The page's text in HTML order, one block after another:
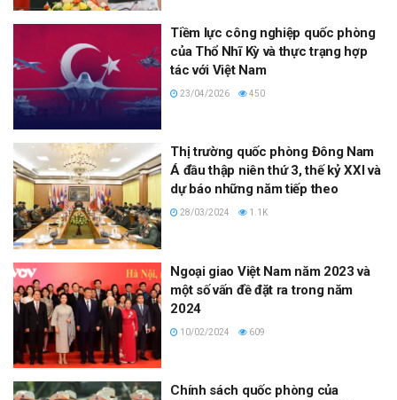
Tiềm lực công nghiệp quốc phòng
của Thổ Nhĩ Kỳ và thực trạng hợp
tác với Việt Nam
23/04/2026 450
Thị trường quốc phòng Đông Nam
Á đầu thập niên thứ 3, thế kỷ XXI và
dự báo những năm tiếp theo
28/03/2024 1.1K
Ngoại giao Việt Nam năm 2023 và
một số vấn đề đặt ra trong năm
2024
10/02/2024 609
Chính sách quốc phòng của